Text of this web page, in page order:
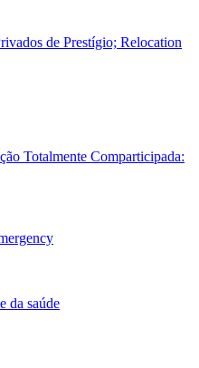
de Prestígio; Relocation
Totalmente Comparticipada:
da saúde